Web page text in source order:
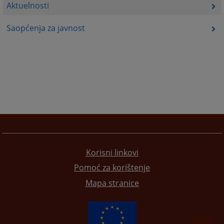
Aktuelnosti
Saopćenja za javnost
Korisni linkovi
Pomoć za korištenje
Mapa stranice